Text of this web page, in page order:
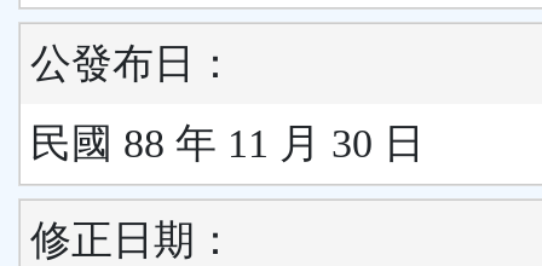
公發布日：
民國 88 年 11 月 30 日
修正日期：